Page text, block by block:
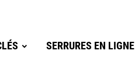
SERRURES EN LIGNE